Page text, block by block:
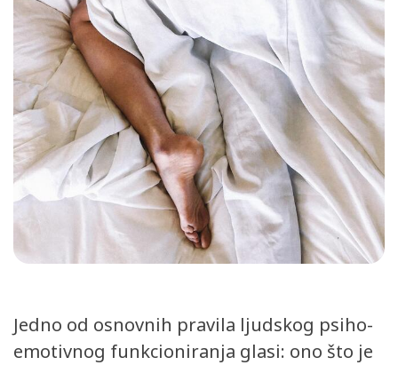
Jedno od osnovnih pravila ljudskog psiho-
emotivnog funkcioniranja glasi: ono što je